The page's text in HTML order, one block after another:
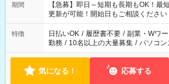
期間
【急募】即日～短期も長期もOK！最
更新が可能！開始日もご相談ください
特徴 日払いOK / 履歴書不要 / 副業・Wワ
勤務 / 10名以上の大量募集 / パソコン
気になる！ 応募する